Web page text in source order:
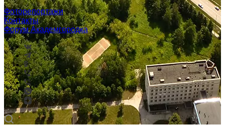
Фоторепортажи
Контакты
Форум Академгородка